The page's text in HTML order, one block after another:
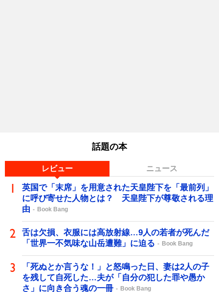
話題の本
レビュー ニュース
英国で「末席」を用意された天皇陛下を「最前列」
に呼び寄せた人物とは？ 天皇陛下が尊敬される理
由
Book Bang
舌は欠損、衣服には高放射線…9人の若者が死んだ
「世界一不気味な山岳遭難」に迫る
Book Bang
「死ぬとか言うな！」と怒鳴った日、妻は2人の子
を残して自死した…夫が「自分の犯した罪や愚か
さ」に向き合う魂の一冊
Book Bang